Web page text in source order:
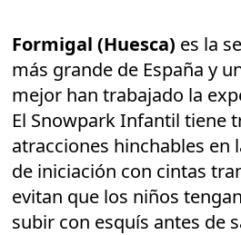
Formigal (Huesca) es la
más grande de España y
mejor han trabajado la
El Snowpark Infantil tiene
atracciones hinchables en
de iniciación con cintas
evitan que los niños
subir con esquís antes de